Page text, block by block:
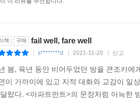
면 이 소설은 명민한 계급 소설이다. - 〈
의 뉴욕에서 만나 극단적으로 다른 세
. 이 소설은 계급, 예술, 그리고 인간의 상
책 구매 fail well, fare well
s********d 2021-11-20 신고
봄, 육년 동안 비어두었던 방을 큰조카
이 가까이에 있고 지적 대화와 교감이 일
랐다. <아파트먼트>의 문장처럼 아늑한